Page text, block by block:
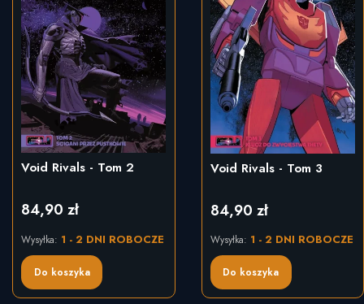
Void Rivals - Tom 2
Cena
84,90 zł
Do koszyka
Wysyłka: 1 - 2 DNI ROBOCZE
Void Rivals - Tom 3
Cena
84,90 zł
Do koszyka
Wysyłka: 1 - 2 DNI ROBOCZE